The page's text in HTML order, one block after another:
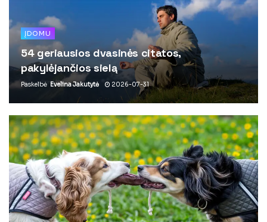
ĮDOMU
54 geriausios dvasinės citatos,
pakylėjančios sielą
Paskelbė Evelina Jakutytė 2026-07-31